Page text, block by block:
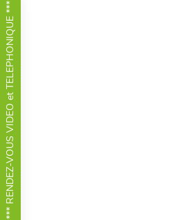
*** RENDEZ-VOUS VIDEO et TELEPHONIQUE ***